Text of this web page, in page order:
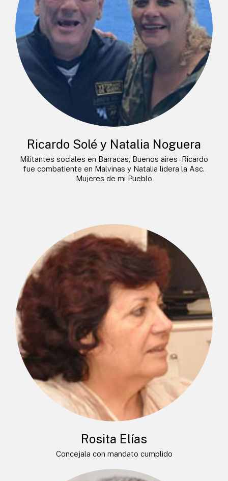
Ricardo Solé y Natalia Noguera
Militantes sociales en Barracas, Buenos aires- Ricardo
fue combatiente en Malvinas y Natalia lidera la Asc.
Mujeres de mi Pueblo
Rosita Elías
Concejala con mandato cumplido